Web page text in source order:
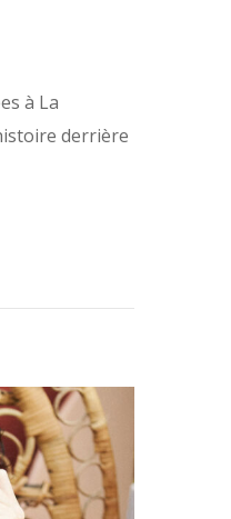
à La
derrière